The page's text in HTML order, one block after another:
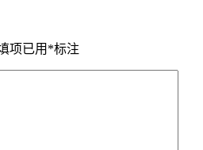
项已用 *标注